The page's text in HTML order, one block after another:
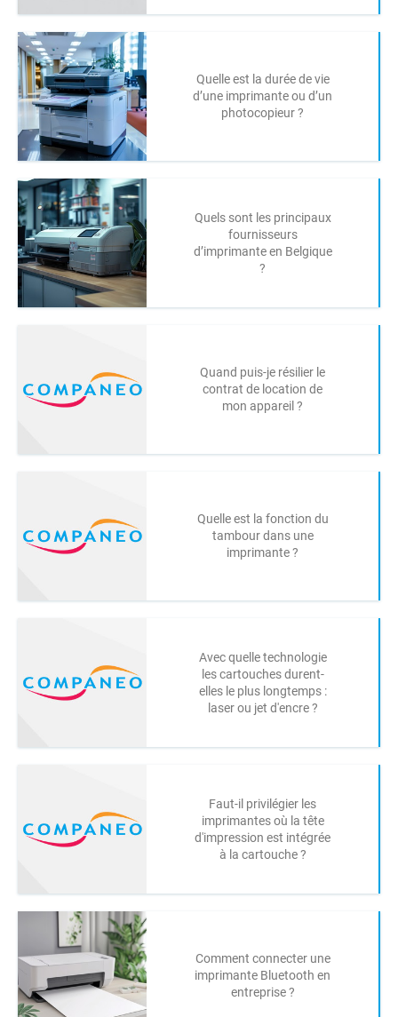
Quelle est la durée de vie
d’une imprimante ou d’un
photocopieur ?
Quels sont les principaux
fournisseurs
d’imprimante en Belgique
?
Quand puis-je résilier le
contrat de location de
mon appareil ?
Quelle est la fonction du
tambour dans une
imprimante ?
Avec quelle technologie
les cartouches durent-
elles le plus longtemps :
laser ou jet d'encre ?
Faut-il privilégier les
imprimantes où la tête
d'impression est intégrée
à la cartouche ?
Comment connecter une
imprimante Bluetooth en
entreprise ?